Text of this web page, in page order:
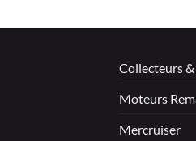
Collecteurs
Moteurs
Mercruiser